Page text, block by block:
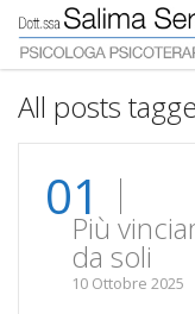
All posts
01Più
da soli
10 Ottobre 2025